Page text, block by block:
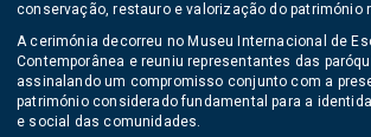
conservação, restauro e valorização do património
A cerimónia decorreu no Museu Internacional de
Contemporânea e reuniu representantes das
assinalando um compromisso conjunto com a
património considerado fundamental para a
e social das comunidades.